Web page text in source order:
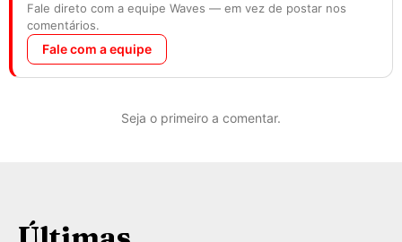
Fale direto com a equipe Waves — em vez de postar nos
comentários.
Fale com a equipe
Seja o primeiro a comentar.